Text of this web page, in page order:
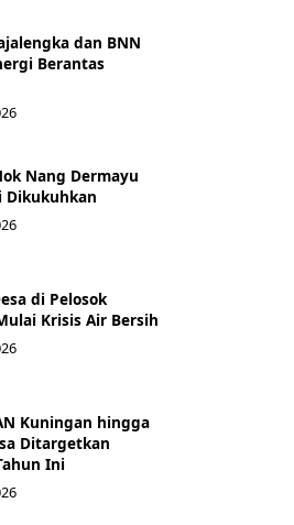
dan BNN
Berantas
Nang Dermayu
Dikukuhkan
di Pelosok
Krisis Air Bersih
Kuningan hingga
Ditargetkan
Ini